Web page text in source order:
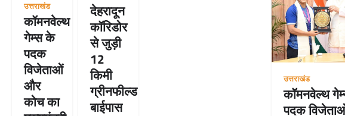
उत्तराखंड
कॉमनवेल्थ
गेम्स के
पदक
विजेताओं
और
कोच का
देहरादून
कॉरिडोर
से जुड़ी
12
किमी
ग्रीनफील्ड
बाईपास
उत्तराखंड
कॉमनवेल्थ
पदक